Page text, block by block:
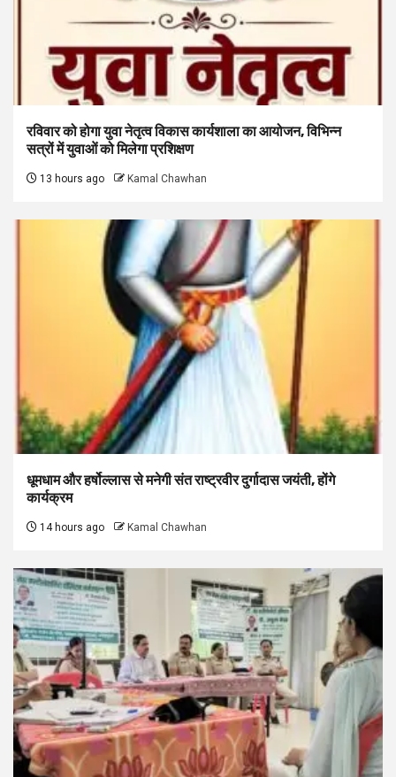
रविवार को होगा युवा नेतृत्व विकास कार्यशाला का आयोजन, विभिन्न
सत्रों में युवाओं को मिलेगा प्रशिक्षण
13 hours ago Kamal Chawhan
धूमधाम और हर्षोल्लास से मनेगी संत राष्ट्रवीर दुर्गादास जयंती, होंगे
कार्यक्रम
14 hours ago Kamal Chawhan